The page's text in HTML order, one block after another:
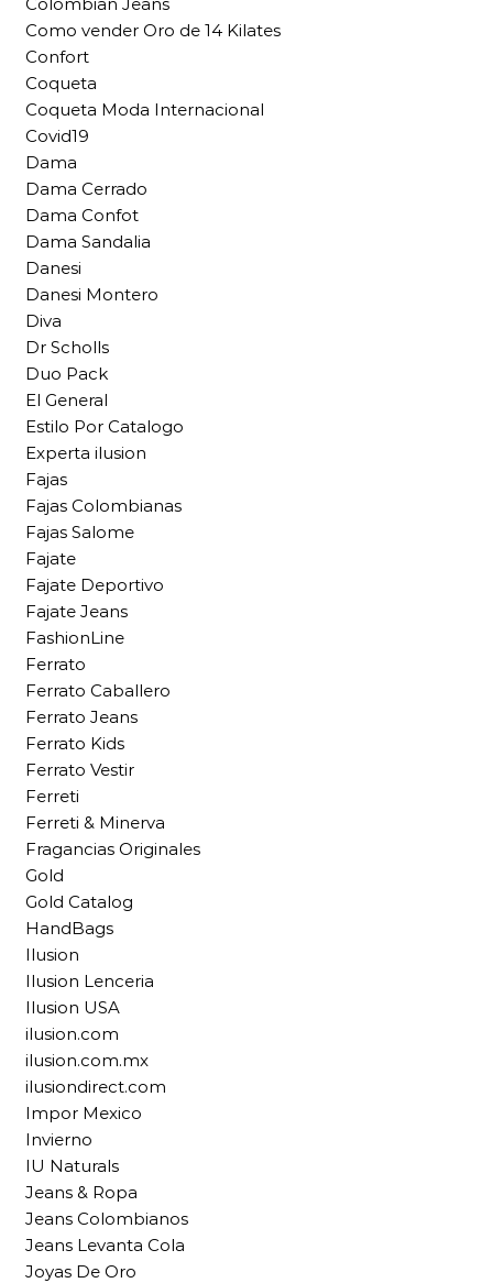
Como vender Oro de 14 Kilates
Confort
Coqueta
Coqueta Moda Internacional
Covid19
Dama
Dama Cerrado
Dama Confot
Dama Sandalia
Danesi
Danesi Montero
Diva
Dr Scholls
Duo Pack
El General
Estilo Por Catalogo
Experta ilusion
Fajas
Fajas Colombianas
Fajas Salome
Fajate
Fajate Deportivo
Fajate Jeans
FashionLine
Ferrato
Ferrato Caballero
Ferrato Jeans
Ferrato Kids
Ferrato Vestir
Ferreti
Ferreti & Minerva
Fragancias Originales
Gold
Gold Catalog
HandBags
Ilusion
Ilusion Lenceria
Ilusion USA
ilusion.com
ilusion.com.mx
ilusiondirect.com
Impor Mexico
Invierno
IU Naturals
Jeans & Ropa
Jeans Colombianos
Jeans Levanta Cola
Joyas De Oro